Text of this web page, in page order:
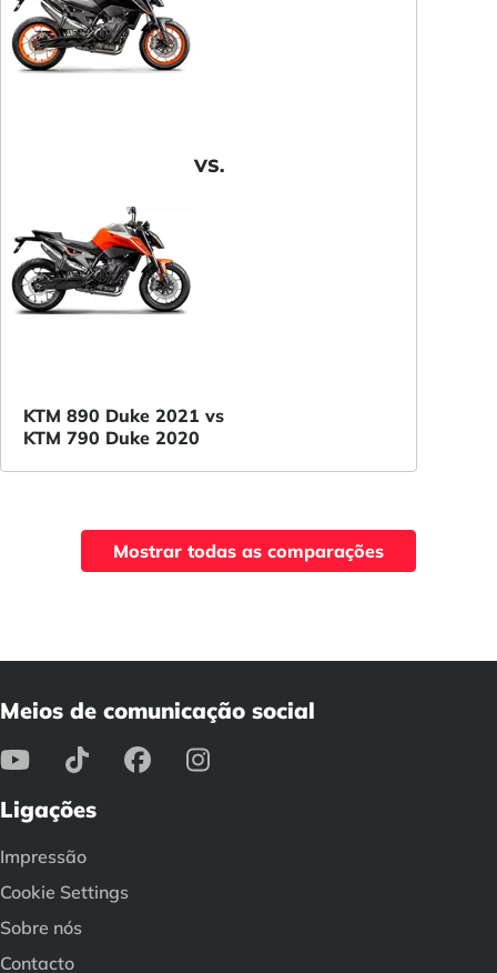
VS.
KTM 890 Duke 2021 vs
KTM 790 Duke 2020
Mostrar todas as comparações
Meios de comunicação social
Ligações
Impressão
Cookie Settings
Sobre nós
Contacto